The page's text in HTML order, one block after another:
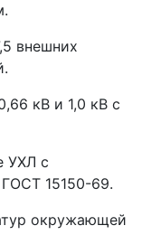
внешних
кВ и 1,0 кВ с
с
15150-69.
окружающей